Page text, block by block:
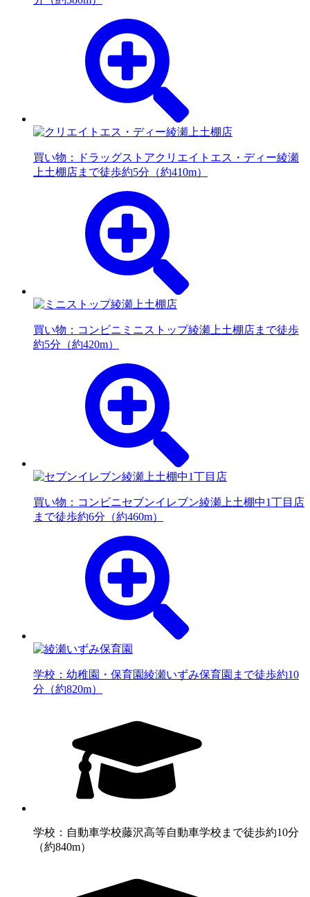
買い物：ドラッグストアクリエイトエス・ディー綾瀬
上土棚店まで徒歩約5分（約410m）
買い物：コンビニ ミニストップ綾瀬上土棚店まで徒歩
約5分（約420m）
買い物：コンビニセブンイレブン綾瀬上土棚中1丁目店
まで徒歩約6分（約460m）
学校：幼稚園・保育園綾瀬いずみ保育園まで徒歩約10
分（約820m）
学校：自動車学校藤沢高等自動車学校まで徒歩約10分
（約840m）